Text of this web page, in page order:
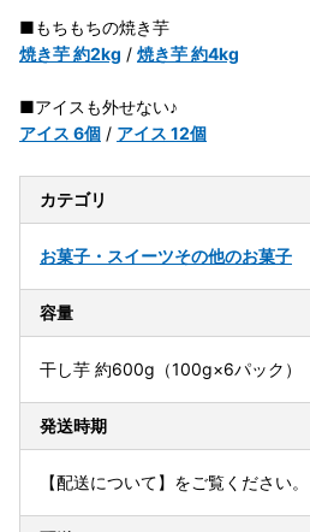
■もちもちの焼き芋
焼き芋 約2kg / 焼き芋 約4kg
■アイスも外せない♪
アイス 6個 / アイス 12個
カテゴリ
お菓子・スイーツその他のお菓子
容量
干し芋 約600g（100g×6パック）
発送時期
【配送について】をご覧ください。